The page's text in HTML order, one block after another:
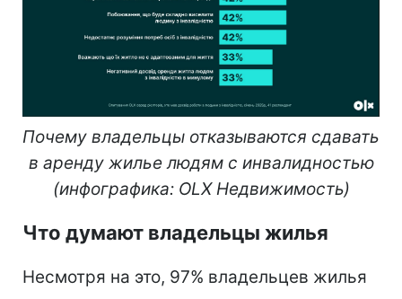
Почему владельцы отказываются сдавать
в аренду жилье людям с инвалидностью
(инфографика: OLX Недвижимость)
Что думают владельцы жилья
Несмотря на это, 97% владельцев жилья